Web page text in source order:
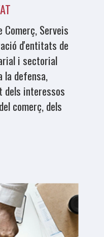
Comerç, Serveis
d'entitats de
i sectorial
la defensa,
dels interessos
comerç, dels